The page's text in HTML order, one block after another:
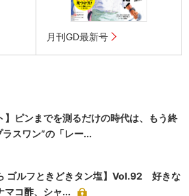
月刊GD最新号
】ピンまでを測るだけの時代は、もう終
スワン”の「レー...
ゴルフときどきタン塩】Vol.92 好きな
マコ酢、シャ...